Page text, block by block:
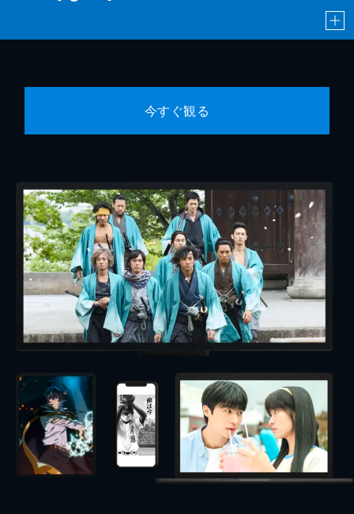
今すぐ観る